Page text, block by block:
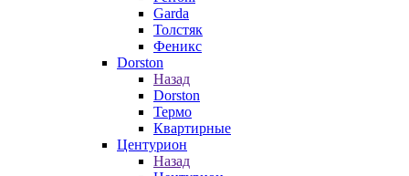
Garda
Толстяк
Феникс
Dorston
Назад
Dorston
Термо
Квартирные
Центурион
Назад